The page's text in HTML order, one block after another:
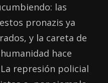
las
pronazis ya
y la careta de
hace
represión policial